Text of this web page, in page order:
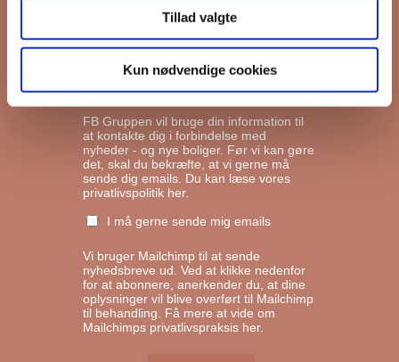
Tillad valgte
Kun nødvendige cookies
Lejeboliger
Andelsboliger
Markedsføringstilladelse
FB Gruppen vil bruge din information til
at kontakte dig i forbindelse med
nyheder - og nye boliger. Før vi kan gøre
det, skal du bekræfte, at vi gerne må
sende dig emails. Du kan læse vores
privatlivspolitik her.
I må gerne sende mig emails
Vi bruger Mailchimp til at sende
nyhedsbreve ud. Ved at klikke nedenfor
for at abonnere, anerkender du, at dine
oplysninger vil blive overført til Mailchimp
til behandling. Få mere at vide om
Mailchimps privatlivspraksis her.